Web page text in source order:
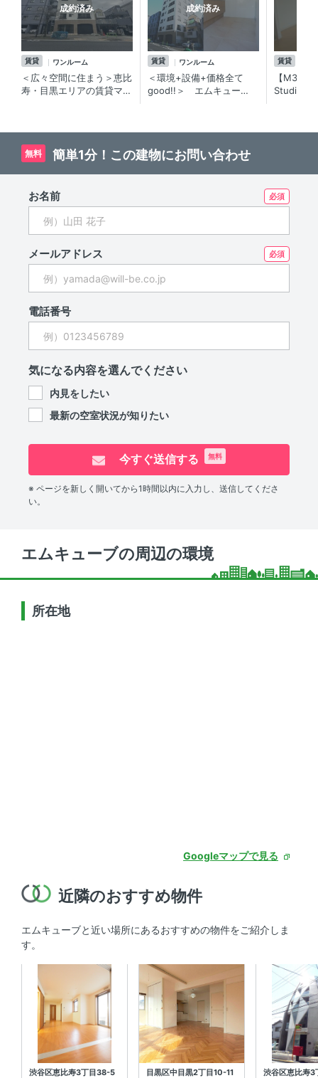
成約済み
賃貸 ワンルーム
＜広々空間に住まう＞恵比
寿・目黒エリアの賃貸マン
成約済み
賃貸 ワンルーム
＜環境+設備+価格全て
good!!＞ エムキュー
賃貸
【M3（
Studio
無料 簡単1分！この建物にお問い合わせ
お名前
メールアドレス
電話番号
気になる内容を選んでください
内見をしたい
最新の空室状況が知りたい
今すぐ送信する 無料
※ ページを新しく開いてから1時間以内に入力し、送信してくださ
い。
エムキューブの周辺の環境
所在地
Googleマップで見る
近隣のおすすめ物件
エムキューブと近い場所にあるおすすめの物件をご紹介しま
す。
渋谷区恵比寿3丁目38-5 目黒区中目黒2丁目10-11 渋谷区恵比寿3